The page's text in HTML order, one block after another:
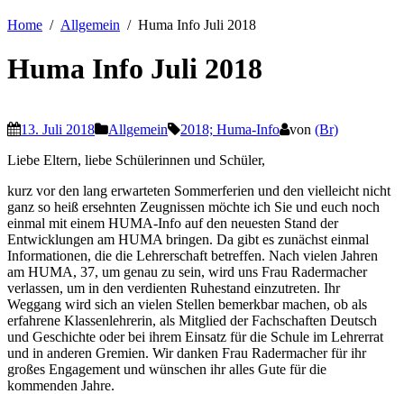
Home Allgemein Huma Info Juli 2018
Huma Info Juli 2018
13. Juli 2018 Allgemein 2018; Huma-Info von (Br)
Liebe Eltern, liebe Schülerinnen und Schüler,
kurz vor den lang erwarteten Sommerferien und den vielleicht nicht
ganz so heiß ersehnten Zeugnissen möchte ich Sie und euch noch
einmal mit einem HUMA-Info auf den neuesten Stand der
Entwicklungen am HUMA bringen. Da gibt es zunächst einmal
Informationen, die die Lehrerschaft betreffen. Nach vielen Jahren
am HUMA, 37, um genau zu sein, wird uns Frau Radermacher
verlassen, um in den verdienten Ruhestand einzutreten. Ihr
Weggang wird sich an vielen Stellen bemerkbar machen, ob als
erfahrene Klassenlehrerin, als Mitglied der Fachschaften Deutsch
und Geschichte oder bei ihrem Einsatz für die Schule im Lehrerrat
und in anderen Gremien. Wir danken Frau Radermacher für ihr
großes Engagement und wünschen ihr alles Gute für die
kommenden Jahre.